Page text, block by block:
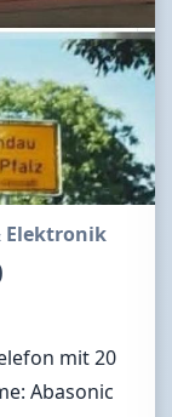
Elektronik
mit 20
Abasonic